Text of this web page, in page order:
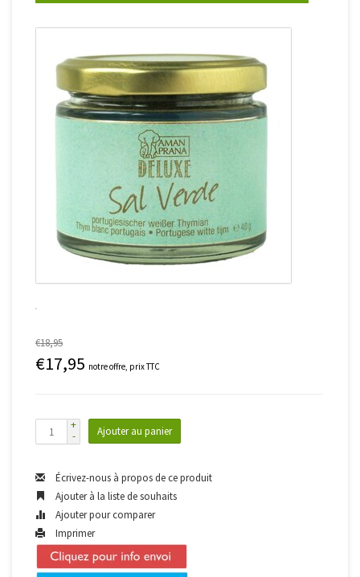
€18,95
€17,95 notre offre, prix TTC
+
-
Ajouter au panier
Écrivez-nous à propos de ce produit
Ajouter à la liste de souhaits
Ajouter pour comparer
Imprimer